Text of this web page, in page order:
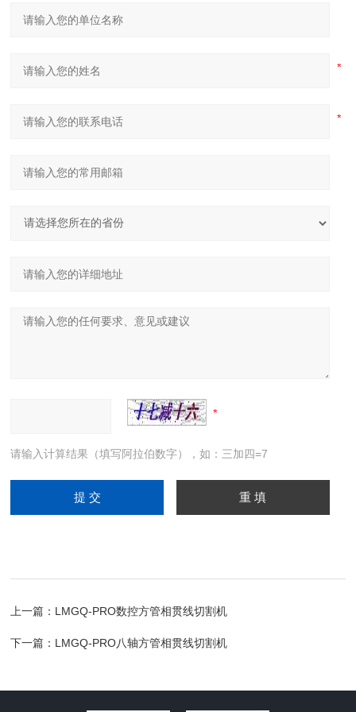
请输入计算结果（填写阿拉伯数字），如：三加四=7
上一篇： LMGQ-PRO数控方管相贯线切割机
下一篇： LMGQ-PRO八轴方管相贯线切割机